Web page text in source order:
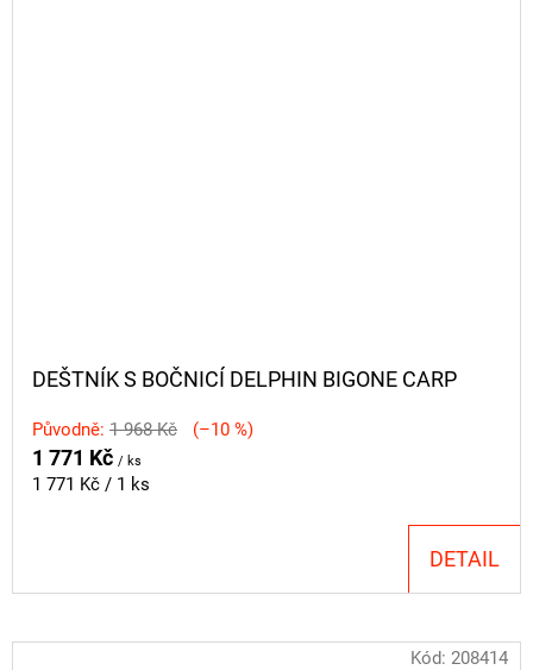
DEŠTNÍK S BOČNICÍ DELPHIN BIGONE CARP
Původně: 1 968 Kč (–10 %)
1 771 Kč / ks
Měrná
1 771 Kč / 1 ks
DETAIL
Kód: 208414